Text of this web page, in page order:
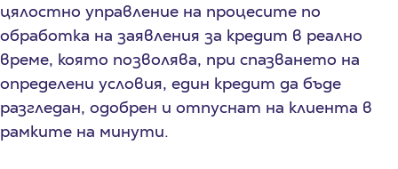
цялостно управление на процесите по
обработка на заявления за кредит в реално
време, която позволява, при спазването на
определени условия, един кредит да бъде
разгледан, одобрен и отпуснат на клиента в
рамките на минути.